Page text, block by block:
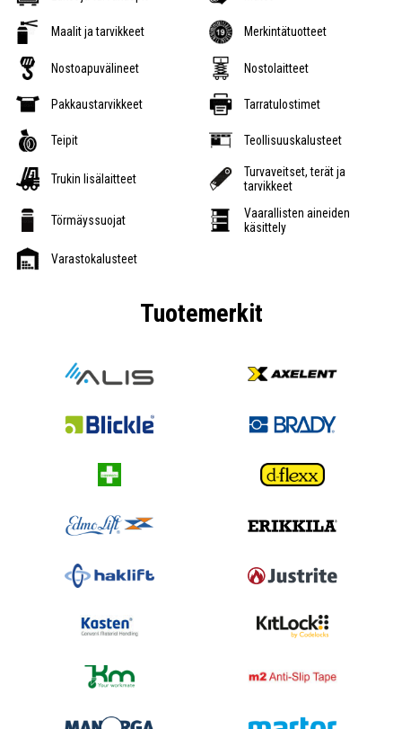
Maalit ja tarvikkeet Merkintätuotteet
Nostoapuvälineet Nostolaitteet
Pakkaustarvikkeet Tarratulostimet
Teipit Teollisuuskalusteet
Trukin lisälaitteet
Turvaveitset, terät ja
tarvikkeet
Törmäyssuojat
Vaarallisten aineiden
käsittely
Varastokalusteet
Tuotemerkit